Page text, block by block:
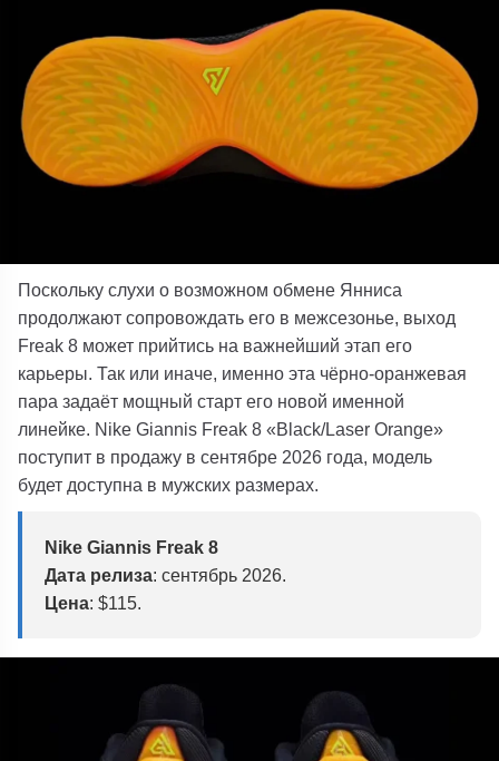
Поскольку слухи о возможном обмене Янниса
продолжают сопровождать его в межсезонье, выход
Freak 8 может прийтись на важнейший этап его
карьеры. Так или иначе, именно эта чёрно-оранжевая
пара задаёт мощный старт его новой именной
линейке. Nike Giannis Freak 8 «Black/Laser Orange»
поступит в продажу в сентябре 2026 года, модель
будет доступна в мужских размерах.
Nike Giannis Freak 8
Дата релиза: сентябрь 2026.
Цена: $115.